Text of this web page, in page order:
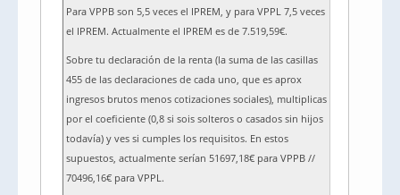
Para VPPB son 5,5 veces el IPREM, y para VPPL 7,5 veces
el IPREM. Actualmente el IPREM es de 7.519,59€.
Sobre tu declaración de la renta (la suma de las casillas
455 de las declaraciones de cada uno, que es aprox
ingresos brutos menos cotizaciones sociales), multiplicas
por el coeficiente (0,8 si sois solteros o casados sin hijos
todavía) y ves si cumples los requisitos. En estos
supuestos, actualmente serían 51697,18€ para VPPB //
70496,16€ para VPPL.